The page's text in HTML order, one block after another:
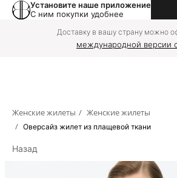
Установите наше приложение
С ним покупки удобнее
Доставку в вашу страну можно
международной версии
Женские жилеты / Женские жилеты
/ Оверсайз жилет из плащевой ткани
Назад